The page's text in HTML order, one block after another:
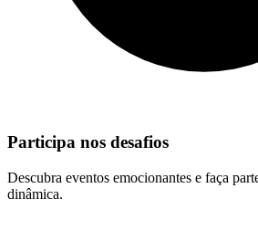
Participa nos desafios
Descubra eventos emocionantes e faça
dinâmica.